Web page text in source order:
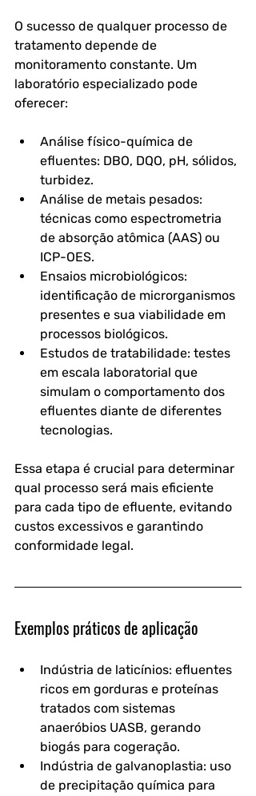
O sucesso de qualquer processo de
tratamento depende de
monitoramento constante. Um
laboratório especializado pode
oferecer:
Análise físico-química de
efluentes: DBO, DQO, pH, sólidos,
turbidez.
Análise de metais pesados:
técnicas como espectrometria
de absorção atômica (AAS) ou
ICP-OES.
Ensaios microbiológicos:
identificação de microrganismos
presentes e sua viabilidade em
processos biológicos.
Estudos de tratabilidade: testes
em escala laboratorial que
simulam o comportamento dos
efluentes diante de diferentes
tecnologias.
Essa etapa é crucial para determinar
qual processo será mais eficiente
para cada tipo de efluente, evitando
custos excessivos e garantindo
conformidade legal.
Exemplos práticos de aplicação
Indústria de laticínios: efluentes
ricos em gorduras e proteínas
tratados com sistemas
anaeróbios UASB, gerando
biogás para cogeração.
Indústria de galvanoplastia: uso
de precipitação química para